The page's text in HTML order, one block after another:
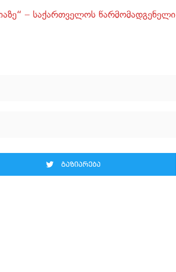
– საქართველოს წარმომადგენელი
გაზიარება